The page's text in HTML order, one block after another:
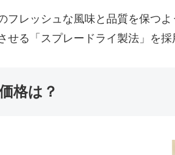
フレッシュな風味と品質を保つ
せる「スプレードライ製法」を
格は？